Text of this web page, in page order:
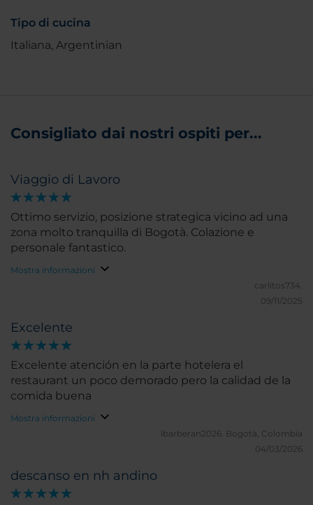
Tipo di cucina
Italiana, Argentinian
Consigliato dai nostri ospiti per...
Viaggio di Lavoro
Ottimo servizio, posizione strategica vicino ad una
zona molto tranquilla di Bogotà. Colazione e
personale fantastico.
Mostra informazioni
carlitos734.
09/11/2025
Excelente
Excelente atención en la parte hotelera el
restaurant un poco demorado pero la calidad de la
comida buena
Mostra informazioni
lbarberan2026. Bogotà, Colombia
04/03/2026
descanso en nh andino